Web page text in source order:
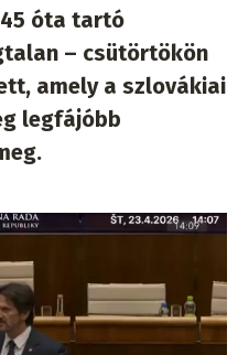
óta tartó
– csütörtökön
amely a szlovákiai
legfájóbb